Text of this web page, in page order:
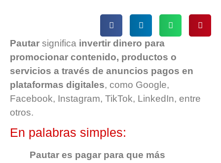
Pautar significa invertir dinero para
promocionar contenido, productos o
servicios a través de anuncios pagos en
plataformas digitales, como Google,
Facebook, Instagram, TikTok, LinkedIn, entre
otros.
En palabras simples:
Pautar es pagar para que más